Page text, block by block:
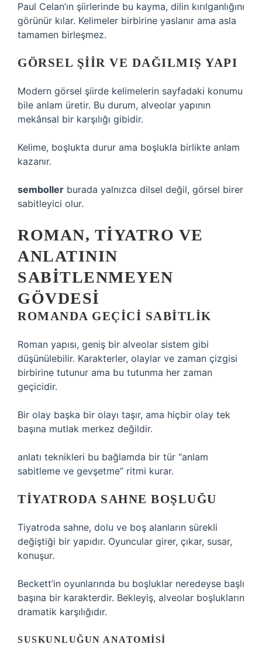
Paul Celan’ın şiirlerinde bu kayma, dilin kırılganlığını
görünür kılar. Kelimeler birbirine yaslanır ama asla
tamamen birleşmez.
GÖRSEL ŞIIR VE DAĞILMIŞ YAPI
Modern görsel şiirde kelimelerin sayfadaki konumu
bile anlam üretir. Bu durum, alveolar yapının
mekânsal bir karşılığı gibidir.
Kelime, boşlukta durur ama boşlukla birlikte anlam
kazanır.
semboller burada yalnızca dilsel değil, görsel birer
sabitleyici olur.
ROMAN, TIYATRO VE
ANLATININ
SABITLENMEYEN
GÖVDESI
ROMANDA GEÇICI SABITLIK
Roman yapısı, geniş bir alveolar sistem gibi
düşünülebilir. Karakterler, olaylar ve zaman çizgisi
birbirine tutunur ama bu tutunma her zaman
geçicidir.
Bir olay başka bir olayı taşır, ama hiçbir olay tek
başına mutlak merkez değildir.
anlatı teknikleri bu bağlamda bir tür “anlam
sabitleme ve gevşetme” ritmi kurar.
TIYATRODA SAHNE BOŞLUĞU
Tiyatroda sahne, dolu ve boş alanların sürekli
değiştiği bir yapıdır. Oyuncular girer, çıkar, susar,
konuşur.
Beckett’in oyunlarında bu boşluklar neredeyse başlı
başına bir karakterdir. Bekleyiş, alveolar boşlukların
dramatik karşılığıdır.
SUSKUNLUĞUN ANATOMISI